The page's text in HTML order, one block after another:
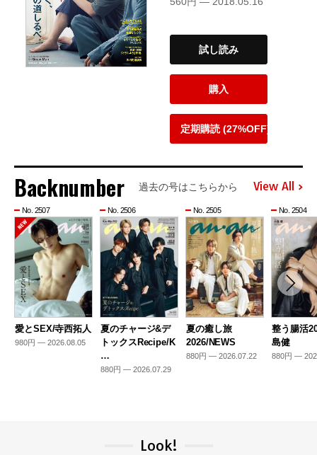
試し読み
購入
定期購読 (27%OFF)
Backnumber 過去の号はこちらから View All
No. 2507
愛とSEX/寺西拓人
980円 — 2026.08.05
No. 2506
夏のチャージ&デ
トックスRecipe/K
…
880円 — 2026.07.29
No. 2505
夏の癒し旅
2026/NEWS
880円 — 2026.07.22
No. 2504
整う腸活
島健
880円 —
Look!